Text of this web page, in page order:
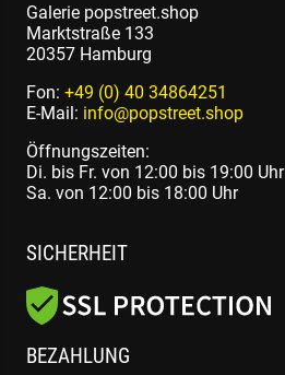
Galerie popstreet.shop
Marktstraße 133
20357 Hamburg
Fon: +49 (0) 40 34864251
E-Mail: info@popstreet.shop
Öffnungszeiten:
Di. bis Fr. von 12:00 bis 19:00 Uhr
Sa. von 12:00 bis 18:00 Uhr
SICHERHEIT
BEZAHLUNG